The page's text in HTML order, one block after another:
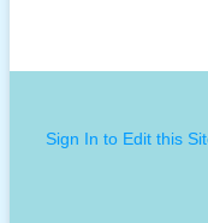
Sign In to Edit this